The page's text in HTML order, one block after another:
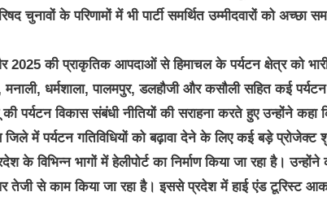
चुनावों के परिणामों में भी पार्टी समर्थित उम्मीदवारों को अच्छा
2025 की प्राकृतिक आपदाओं से हिमाचल के पर्यटन क्षेत्र को
धर्मशाला, पालमपुर, डलहौजी और कसौली सहित कई पर्यटन
पर्यटन विकास संबंधी नीतियों की सराहना करते हुए उन्होंने
जिले में पर्यटन गतिविधियों को बढ़ावा देने के लिए कई बड़े
के विभिन्न भागों में हेलीपोर्ट का निर्माण किया जा रहा है।
तेजी से काम किया जा रहा है। इससे प्रदेश में हाई एंड टूरिस्ट